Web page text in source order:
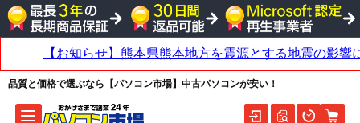
品質と価格で選ぶなら【パソコン市場】中古パソコンが安い！